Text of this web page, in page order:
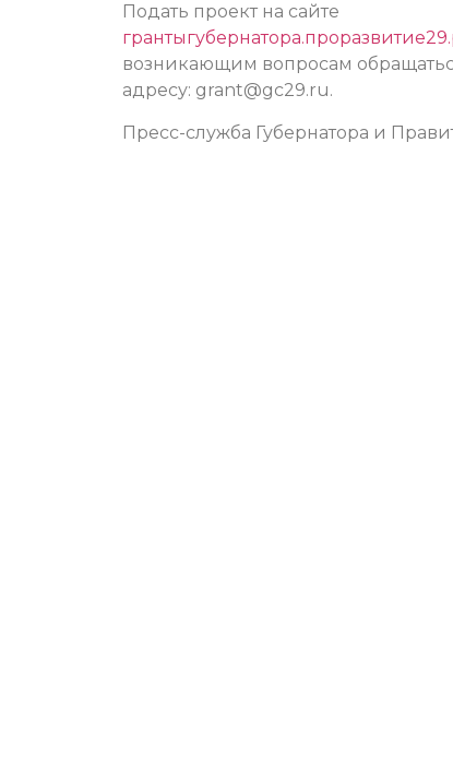
Подать проект на сайте
возникающим вопросам
адресу: grant@gc29.ru.
Пресс-служба Губернатора и